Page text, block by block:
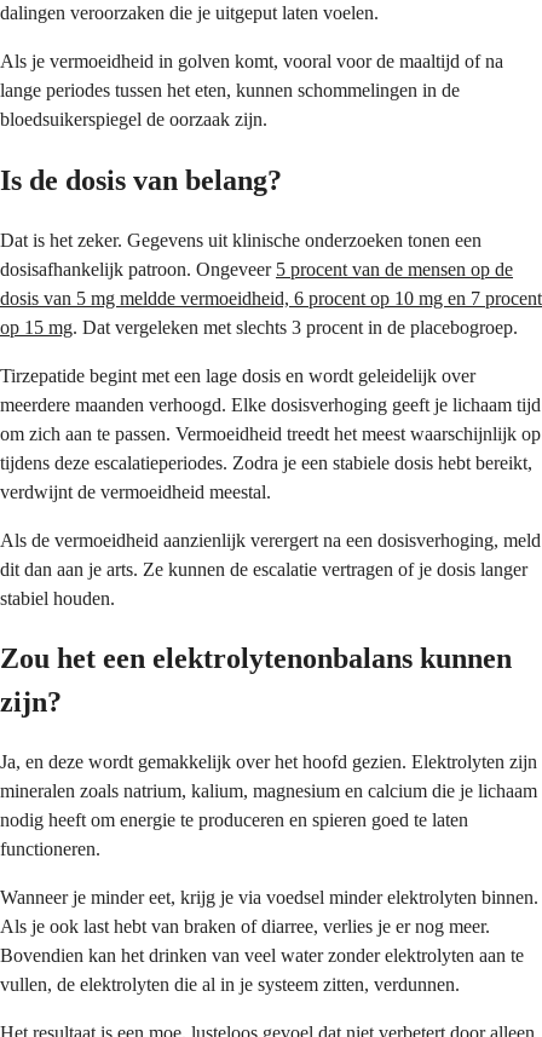
dalingen veroorzaken die je uitgeput laten voelen.
Als je vermoeidheid in golven komt, vooral voor de maaltijd of na
lange periodes tussen het eten, kunnen schommelingen in de
bloedsuikerspiegel de oorzaak zijn.
Is de dosis van belang?
Dat is het zeker. Gegevens uit klinische onderzoeken tonen een
dosisafhankelijk patroon. Ongeveer 5 procent van de mensen op de
dosis van 5 mg meldde vermoeidheid, 6 procent op 10 mg en 7 procent
op 15 mg. Dat vergeleken met slechts 3 procent in de placebogroep.
Tirzepatide begint met een lage dosis en wordt geleidelijk over
meerdere maanden verhoogd. Elke dosisverhoging geeft je lichaam tijd
om zich aan te passen. Vermoeidheid treedt het meest waarschijnlijk op
tijdens deze escalatieperiodes. Zodra je een stabiele dosis hebt bereikt,
verdwijnt de vermoeidheid meestal.
Als de vermoeidheid aanzienlijk verergert na een dosisverhoging, meld
dit dan aan je arts. Ze kunnen de escalatie vertragen of je dosis langer
stabiel houden.
Zou het een elektrolytenonbalans kunnen
zijn?
Ja, en deze wordt gemakkelijk over het hoofd gezien. Elektrolyten zijn
mineralen zoals natrium, kalium, magnesium en calcium die je lichaam
nodig heeft om energie te produceren en spieren goed te laten
functioneren.
Wanneer je minder eet, krijg je via voedsel minder elektrolyten binnen.
Als je ook last hebt van braken of diarree, verlies je er nog meer.
Bovendien kan het drinken van veel water zonder elektrolyten aan te
vullen, de elektrolyten die al in je systeem zitten, verdunnen.